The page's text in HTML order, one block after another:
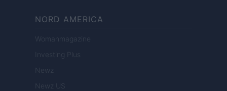
NORD AMERICA
Womanmagazine
Investing Plus
Newz
Newz US